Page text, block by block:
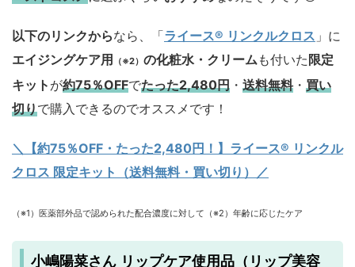
以下のリンクからなら、「ライース® リンクルクロス 」に
エイジングケア用 （※2） の化粧水・クリーム も付いた限定
キット が約75％OFFでたった2,480円 ・ 送料無料・ 買い
切りで購入できるのでオススメです！
＼【約75％OFF・たった2,480円！ 】ライース® リンクル
クロス 限定キット（送料無料・買い切り）／
（※1）医薬部外品で認められた配合濃度に対して（※2）年齢に応じたケア
小嶋陽菜さん リップケア使用品（リップ美容